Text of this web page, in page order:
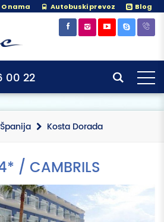
O nama Autobuski prevoz Blog
00 22
Španija Kosta Dorada
/ CAMBRILS
×
×